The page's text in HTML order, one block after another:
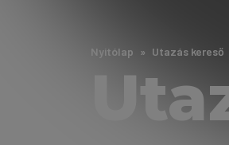
Nyitólap Utazás kereső